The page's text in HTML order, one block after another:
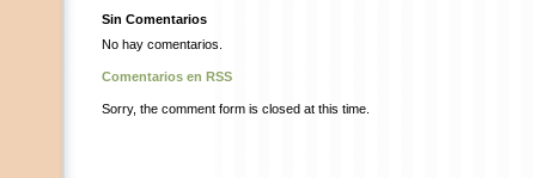
Sin Comentarios
No hay comentarios.
Comentarios en RSS
Sorry, the comment form is closed at this time.